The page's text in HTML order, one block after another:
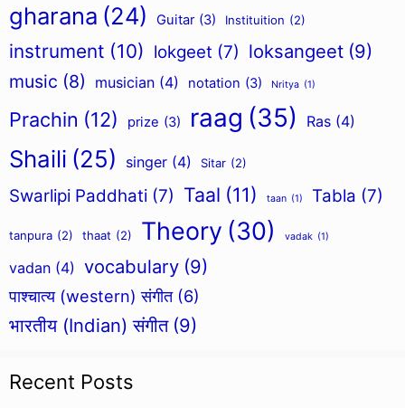
gharana (24) Guitar (3) Instituition (2)
instrument (10) lokgeet (7) loksangeet (9)
music (8) musician (4) notation (3) Nritya (1)
Prachin (12) prize (3) raag (35) Ras (4)
Shaili (25) singer (4) Sitar (2)
Swarlipi Paddhati (7) Taal (11) taan (1) Tabla (7)
tanpura (2) thaat (2) Theory (30) vadak (1)
vadan (4) vocabulary (9)
पाश्चात्य (western) संगीत (6)
भारतीय (Indian) संगीत (9)
Recent Posts